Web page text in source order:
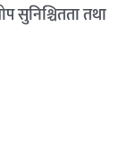
सुनिश्चितता तथा